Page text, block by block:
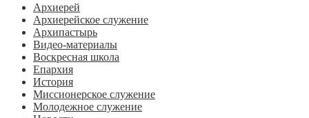
Архиерей
Архиерейское служение
Архипастырь
Видео-материалы
Воскресная школа
Епархия
История
Миссионерское служение
Молодежное служение